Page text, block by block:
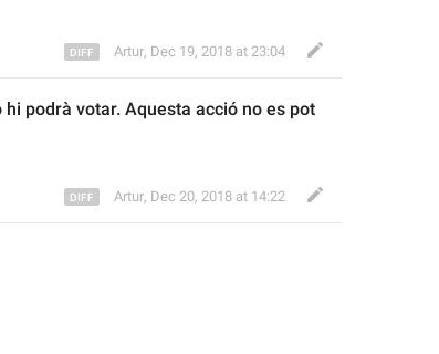
Artur, Dec 19, 2018 at 23:04
podrà votar. Aquesta acció no es pot
Artur, Dec 20, 2018 at 14:22